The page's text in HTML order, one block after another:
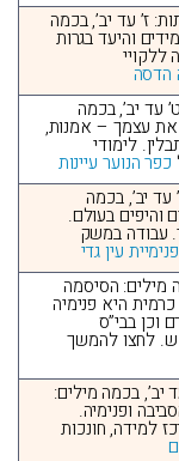
ז’ עד יב’, בכמה
למידה בקבוצות קטנות עד 20 תלמידים והיעד בגרות
ללקויי
הדסה
עד יב’, בכמה
את עצמך – אמנות,
לימודי
כפר הנוער עיינות
עד יב’, בכמה
והיפים בעולם.
עבודה במשק
פנימיית עין גדי
מילים: הסיסמה
היא פנימיה
וכן בבי”ס
לחצו להמשך
יב’, בכמה מילים:
ופנימיה.
למידה, חונכות